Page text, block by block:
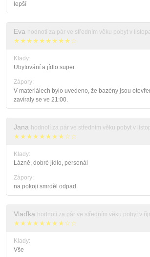
lepší
Eva hodnotí za pár ve středním věku pobyt v
★★★★★★★★★☆
Klady:
Ubytování a jídlo super.
Zápory:
V materiálech bylo uvedeno, že bazény jsou
zavíraly se ve 21:00.
Jana hodnotí za pár ve středním věku pobyt v
★★★★★★★★☆☆
Klady:
Lázně, dobré jídlo, personál
Zápory:
na pokoji smrděl odpad
Vlaďka hodnotí za pár ve středním věku pobyt v
★★★★★★★★☆☆
Klady:
Vše